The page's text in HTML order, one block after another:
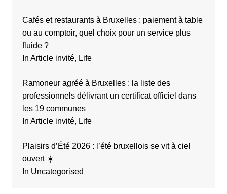
Cafés et restaurants à Bruxelles : paiement à table
ou au comptoir, quel choix pour un service plus
fluide ?
In Article invité, Life
Ramoneur agréé à Bruxelles : la liste des
professionnels délivrant un certificat officiel dans
les 19 communes
In Article invité, Life
Plaisirs d’Été 2026 : l’été bruxellois se vit à ciel
ouvert ☀️
In Uncategorised